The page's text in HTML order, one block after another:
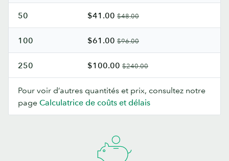
50 $41.00 $48.00
100 $61.00 $96.00
250 $100.00 $240.00
Pour voir d’autres quantités et prix, consultez notre
page Calculatrice de coûts et délais